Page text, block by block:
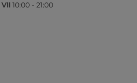
VII 10:00 - 21:00